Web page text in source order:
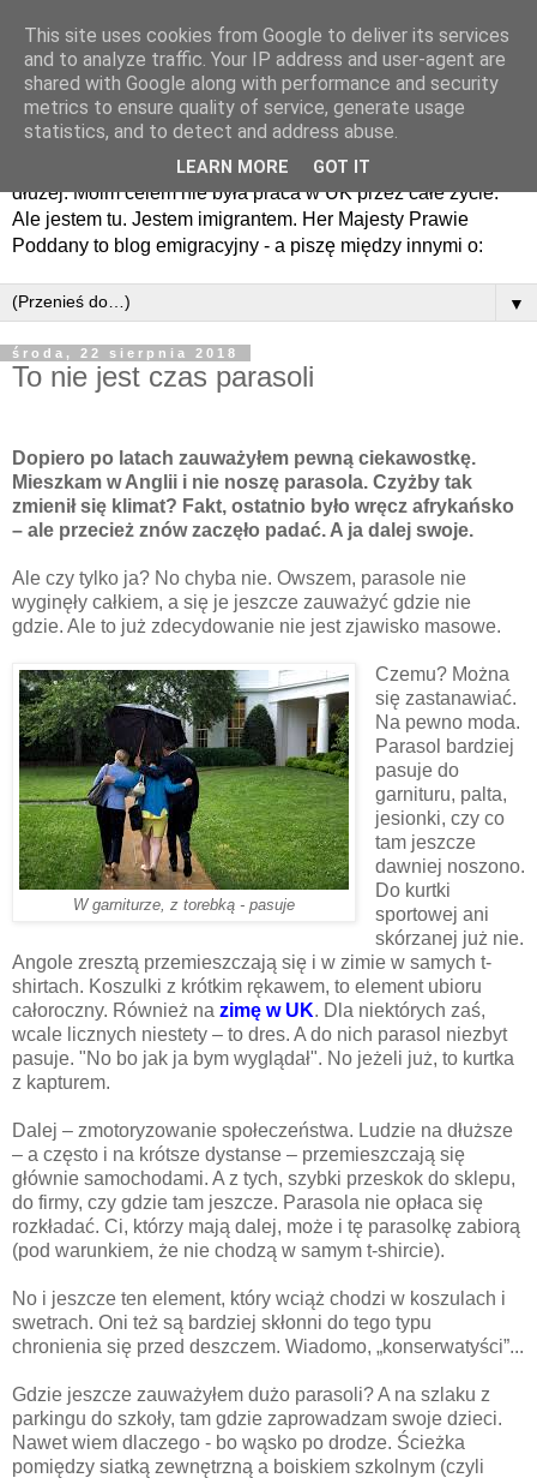
Her Majesty prawie
poddany - blog emigracyjny
Przyjechałem tu tylko na chwilę. I jak wielu - zostałem na
dłużej. Moim celem nie była praca w UK przez całe życie.
Ale jestem tu. Jestem imigrantem. Her Majesty Prawie
Poddany to blog emigracyjny - a piszę między innymi o:
▼
środa, 22 sierpnia 2018
To nie jest czas parasoli
Dopiero po latach zauważyłem pewną ciekawostkę.
Mieszkam w Anglii i nie noszę parasola. Czyżby tak
zmienił się klimat? Fakt, ostatnio było wręcz afrykańsko
– ale przecież znów zaczęło padać. A ja dalej swoje.
Ale czy tylko ja? No chyba nie. Owszem, parasole nie
wyginęły całkiem, a się je jeszcze zauważyć gdzie nie
gdzie. Ale to już zdecydowanie nie jest zjawisko masowe.
W garniturze, z torebką - pasuje
Czemu? Można
się zastanawiać.
Na pewno moda.
Parasol bardziej
pasuje do
garnituru, palta,
jesionki, czy co
tam jeszcze
dawniej noszono.
Do kurtki
sportowej ani
skórzanej już nie.
Angole zresztą przemieszczają się i w zimie w samych t-
shirtach. Koszulki z krótkim rękawem, to element ubioru
całoroczny. Również na zimę w UK. Dla niektórych zaś,
wcale licznych niestety – to dres. A do nich parasol niezbyt
pasuje. "No bo jak ja bym wyglądał". No jeżeli już, to kurtka
z kapturem.
Dalej – zmotoryzowanie społeczeństwa. Ludzie na dłuższe
– a często i na krótsze dystanse – przemieszczają się
głównie samochodami. A z tych, szybki przeskok do sklepu,
do firmy, czy gdzie tam jeszcze. Parasola nie opłaca się
rozkładać. Ci, którzy mają dalej, może i tę parasolkę zabiorą
(pod warunkiem, że nie chodzą w samym t-shircie).
No i jeszcze ten element, który wciąż chodzi w koszulach i
swetrach. Oni też są bardziej skłonni do tego typu
chronienia się przed deszczem. Wiadomo, „konserwatyści”...
Gdzie jeszcze zauważyłem dużo parasoli? A na szlaku z
parkingu do szkoły, tam gdzie zaprowadzam swoje dzieci.
Nawet wiem dlaczego - bo wąsko po drodze. Ścieżka
pomiędzy siatką zewnętrzną a boiskiem szkolnym (czyli
This site uses cookies from Google to deliver its services
and to analyze traffic. Your IP address and user-agent are
shared with Google along with performance and security
metrics to ensure quality of service, generate usage
statistics, and to detect and address abuse.
LEARN MORE GOT IT